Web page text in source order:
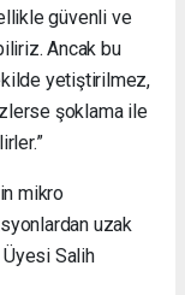
güvenli ve
Ancak bu
yetiştirilmez,
şoklama ile
mikro
uzak
Salih